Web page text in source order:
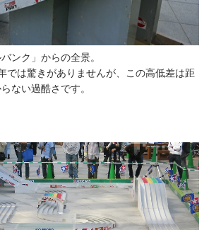
ンク」からの全景。
では驚きがありませんが、この高低差は距
ない過酷さです。